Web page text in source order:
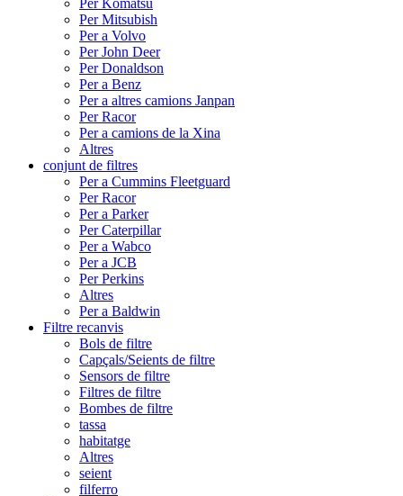
Per Mitsubish
Per a Volvo
Per John Deer
Per Donaldson
Per a Benz
Per a altres camions Janpan
Per Racor
Per a camions de la Xina
Altres
conjunt de filtres
Per a Cummins Fleetguard
Per Racor
Per a Parker
Per Caterpillar
Per a Wabco
Per a JCB
Per Perkins
Altres
Per a Baldwin
Filtre recanvis
Bols de filtre
Capçals/Seients de filtre
Sensors de filtre
Filtres de filtre
Bombes de filtre
tassa
habitatge
Altres
seient
filferro